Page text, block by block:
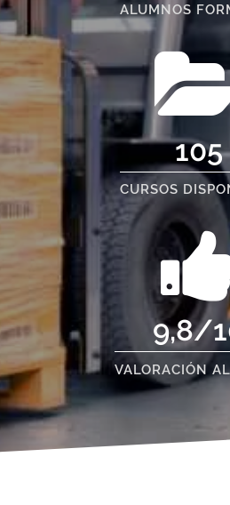
ALUMNOS
105
CURSOS
9,8/
VALORACIÓN